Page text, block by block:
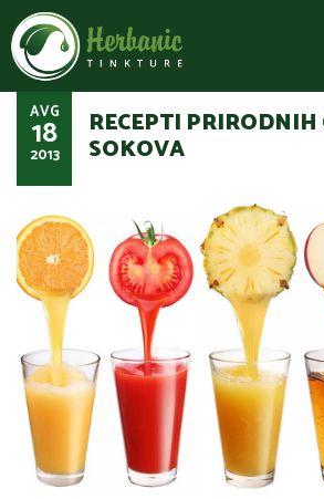
AVG
18
2013
RECEPTI PRIRODNIH
SOKOVA